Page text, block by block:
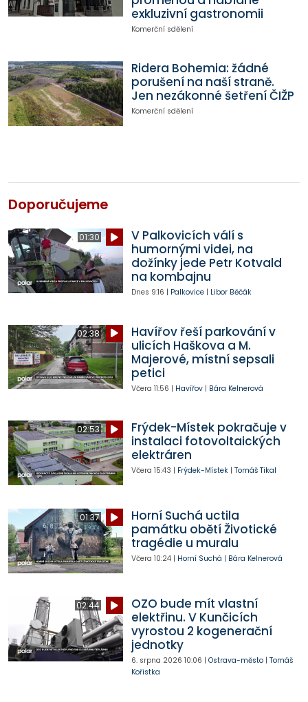
exkluzivní gastronomii
Komerční sdělení
Ridera Bohemia: žádné
porušení na naší straně.
Jen nezákonné šetření ČIŽP
Komerční sdělení
Doporučujeme
01:30
V Palkovicích válí s
humornými videi, na
dožínky jede Petr Kotvald
na kombajnu
Dnes 9:16 | Palkovice| Libor Běčák
02:38
Havířov řeší parkování v
ulicích Haškova a M.
Majerové, místní sepsali
petici
Včera 11:56 | Havířov| Bára Kelnerová
02:53
Frýdek-Místek pokračuje v
instalaci fotovoltaických
elektráren
Včera 15:43 | Frýdek-Místek| Tomáš Tikal
01:37
Horní Suchá uctila
památku obětí Životické
tragédie u muralu
Včera 10:24| Horní Suchá | Bára Kelnerová
02:44
OZO bude mít vlastní
elektřinu. V Kunčicích
vyrostou 2 kogenerační
jednotky
6. srpna 2026 10:06 | Ostrava-město| Tomáš
Kořistka